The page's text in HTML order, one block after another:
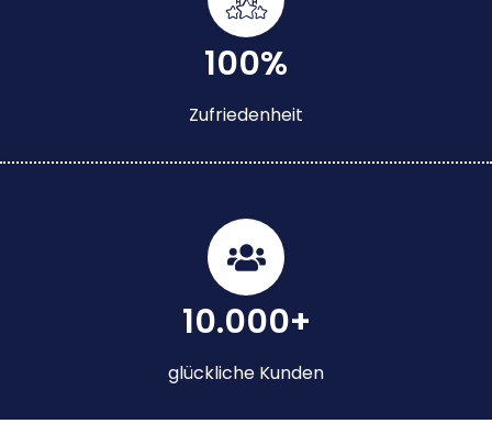
100%
Zufriedenheit
10.000+
glückliche Kunden